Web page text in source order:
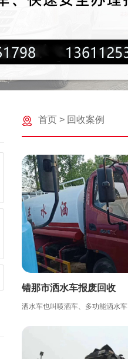
首页 > 回收案例
错那市洒水车报废回收